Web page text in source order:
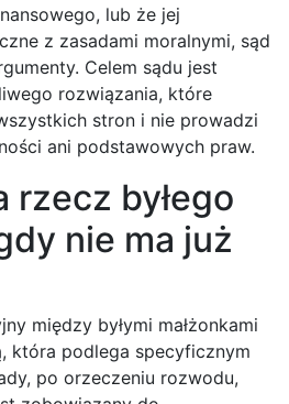
lub że jej
z zasadami moralnymi, sąd
Celem sądu jest
rozwiązania, które
stron i nie prowadzi
ani podstawowych praw.
rzecz byłego
nie ma już
między byłymi małżonkami
która podlega specyficznym
po orzeczeniu rozwodu,